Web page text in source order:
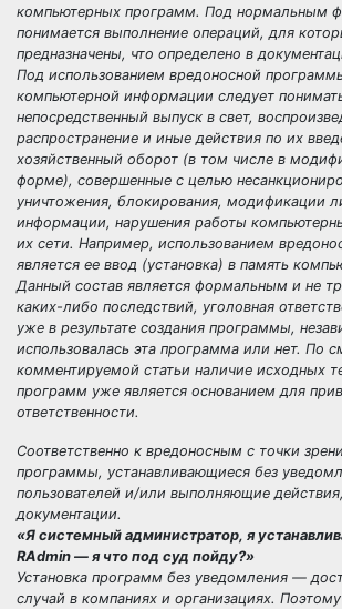
компьютерных программ. Под нормальным
понимается выполнение операций, для
предназначены, что определено в
Под использованием вредоносной
компьютерной информации следует
непосредственный выпуск в свет,
распространение и иные действия по их
хозяйственный оборот (в том числе в
форме), совершенные с целью
уничтожения, блокирования, модификации
информации, нарушения работы
их сети. Например, использованием
является ее ввод (установка) в память
Данный состав является формальным и не
каких-либо последствий, уголовная
уже в результате создания программы,
использовалась эта программа или нет. По
комментируемой статьи наличие исходных
программ уже является основанием для
ответственности.
Соответственно к вредоносным с точки
программы, устанавливающиеся без
пользователей и/или выполняющие
документации.
«Я системный администратор, я
RAdmin — я что под суд пойду?»
Установка программ без уведомления —
случай в компаниях и организациях.